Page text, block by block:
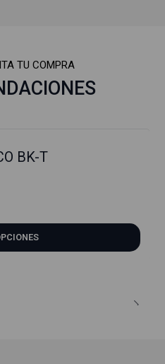
TU COMPRA
BK-T